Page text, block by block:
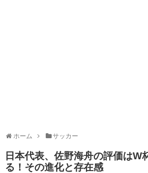
ホーム サッカー
日本代表、佐野海舟の評価はW
る！その進化と存在感